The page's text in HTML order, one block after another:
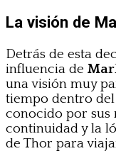
La visión de
Detrás de esta
influencia de
una visión muy
tiempo dentro
conocido por sus
continuidad y la
de Thor para